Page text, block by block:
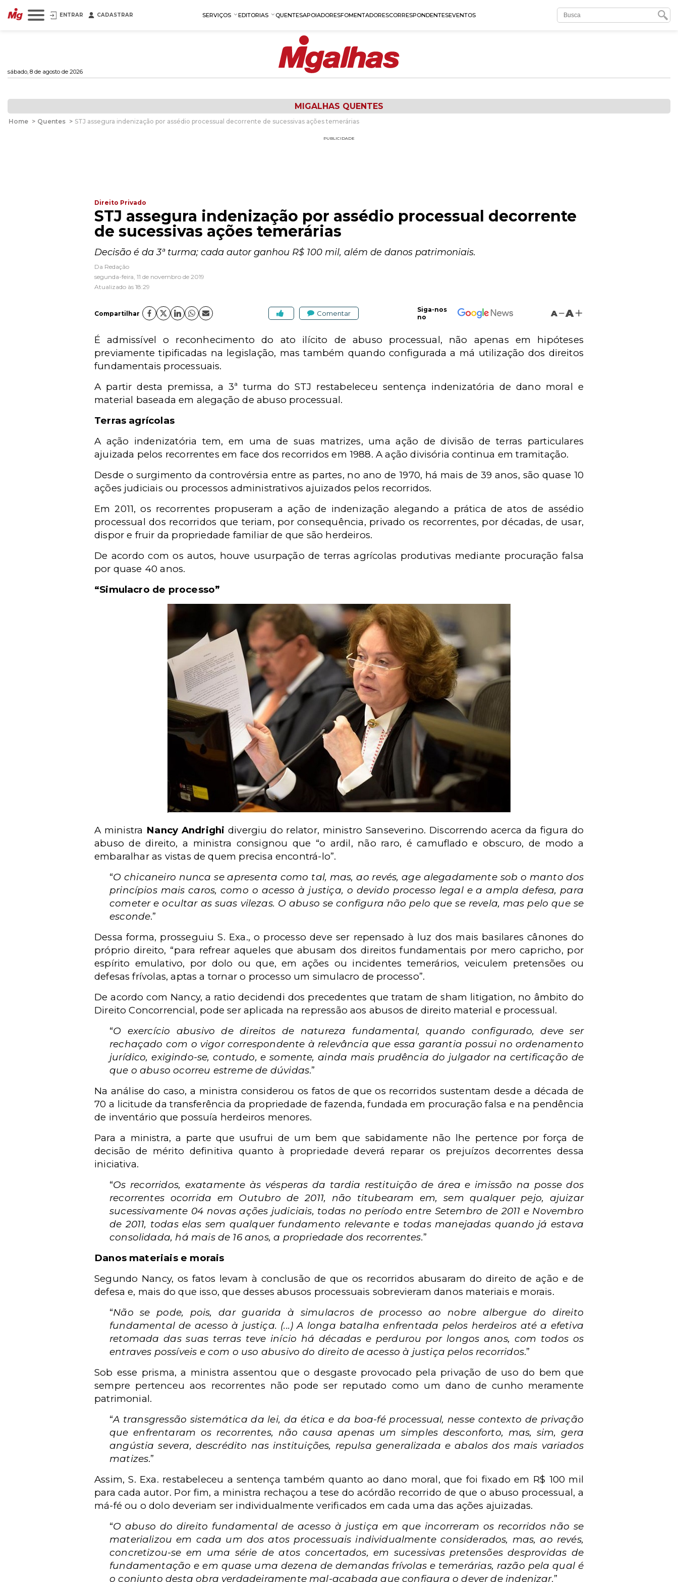
ENTRAR CADASTRAR SERVIÇOS EDITORIAS QUENTESAPOIADORESFOMENTADORESCORRESPONDENTESEVENTOS
sábado, 8 de agosto de 2026
MIGALHAS QUENTES
Home > Quentes > STJ assegura indenização por assédio processual decorrente de sucessivas ações temerárias
PUBLICIDADE
Direito Privado
STJ assegura indenização por assédio processual decorrente
de sucessivas ações temerárias
Decisão é da 3ª turma; cada autor ganhou R$ 100 mil, além de danos patrimoniais.
Da Redação
segunda-feira, 11 de novembro de 2019
Atualizado às 18:29
Compartilhar Comentar
Siga-nos
no
A A
É admissível o reconhecimento do ato ilícito de abuso processual, não apenas em hipóteses
previamente tipificadas na legislação, mas também quando configurada a má utilização dos direitos
fundamentais processuais.
A partir desta premissa, a 3ª turma do STJ restabeleceu sentença indenizatória de dano moral e
material baseada em alegação de abuso processual.
Terras agrícolas
A ação indenizatória tem, em uma de suas matrizes, uma ação de divisão de terras particulares
ajuizada pelos recorrentes em face dos recorridos em 1988. A ação divisória continua em tramitação.
Desde o surgimento da controvérsia entre as partes, no ano de 1970, há mais de 39 anos, são quase 10
ações judiciais ou processos administrativos ajuizados pelos recorridos.
Em 2011, os recorrentes propuseram a ação de indenização alegando a prática de atos de assédio
processual dos recorridos que teriam, por consequência, privado os recorrentes, por décadas, de usar,
dispor e fruir da propriedade familiar de que são herdeiros.
De acordo com os autos, houve usurpação de terras agrícolas produtivas mediante procuração falsa
por quase 40 anos.
“Simulacro de processo”
A ministra Nancy Andrighi divergiu do relator, ministro Sanseverino. Discorrendo acerca da figura do
abuso de direito, a ministra consignou que “o ardil, não raro, é camuflado e obscuro, de modo a
embaralhar as vistas de quem precisa encontrá-lo”.
“O chicaneiro nunca se apresenta como tal, mas, ao revés, age alegadamente sob o manto dos
princípios mais caros, como o acesso à justiça, o devido processo legal e a ampla defesa, para
cometer e ocultar as suas vilezas. O abuso se configura não pelo que se revela, mas pelo que se
esconde.”
Dessa forma, prosseguiu S. Exa., o processo deve ser repensado à luz dos mais basilares cânones do
próprio direito, “para refrear aqueles que abusam dos direitos fundamentais por mero capricho, por
espírito emulativo, por dolo ou que, em ações ou incidentes temerários, veiculem pretensões ou
defesas frívolas, aptas a tornar o processo um simulacro de processo”.
De acordo com Nancy, a ratio decidendi dos precedentes que tratam de sham litigation, no âmbito do
Direito Concorrencial, pode ser aplicada na repressão aos abusos de direito material e processual.
“O exercício abusivo de direitos de natureza fundamental, quando configurado, deve ser
rechaçado com o vigor correspondente à relevância que essa garantia possui no ordenamento
jurídico, exigindo-se, contudo, e somente, ainda mais prudência do julgador na certificação de
que o abuso ocorreu estreme de dúvidas.”
Na análise do caso, a ministra considerou os fatos de que os recorridos sustentam desde a década de
70 a licitude da transferência da propriedade de fazenda, fundada em procuração falsa e na pendência
de inventário que possuía herdeiros menores.
Para a ministra, a parte que usufrui de um bem que sabidamente não lhe pertence por força de
decisão de mérito definitiva quanto à propriedade deverá reparar os prejuízos decorrentes dessa
iniciativa.
“Os recorridos, exatamente às vésperas da tardia restituição de área e imissão na posse dos
recorrentes ocorrida em Outubro de 2011, não titubearam em, sem qualquer pejo, ajuizar
sucessivamente 04 novas ações judiciais, todas no período entre Setembro de 2011 e Novembro
de 2011, todas elas sem qualquer fundamento relevante e todas manejadas quando já estava
consolidada, há mais de 16 anos, a propriedade dos recorrentes.”
Danos materiais e morais
Segundo Nancy, os fatos levam à conclusão de que os recorridos abusaram do direito de ação e de
defesa e, mais do que isso, que desses abusos processuais sobrevieram danos materiais e morais.
“Não se pode, pois, dar guarida à simulacros de processo ao nobre albergue do direito
fundamental de acesso à justiça. (...) A longa batalha enfrentada pelos herdeiros até a efetiva
retomada das suas terras teve início há décadas e perdurou por longos anos, com todos os
entraves possíveis e com o uso abusivo do direito de acesso à justiça pelos recorridos.”
Sob esse prisma, a ministra assentou que o desgaste provocado pela privação de uso do bem que
sempre pertenceu aos recorrentes não pode ser reputado como um dano de cunho meramente
patrimonial.
“A transgressão sistemática da lei, da ética e da boa-fé processual, nesse contexto de privação
que enfrentaram os recorrentes, não causa apenas um simples desconforto, mas, sim, gera
angústia severa, descrédito nas instituições, repulsa generalizada e abalos dos mais variados
matizes.”
Assim, S. Exa. restabeleceu a sentença também quanto ao dano moral, que foi fixado em R$ 100 mil
para cada autor. Por fim, a ministra rechaçou a tese do acórdão recorrido de que o abuso processual, a
má-fé ou o dolo deveriam ser individualmente verificados em cada uma das ações ajuizadas.
“O abuso do direito fundamental de acesso à justiça em que incorreram os recorridos não se
materializou em cada um dos atos processuais individualmente considerados, mas, ao revés,
concretizou-se em uma série de atos concertados, em sucessivas pretensões desprovidas de
fundamentação e em quase uma dezena de demandas frívolas e temerárias, razão pela qual é
o conjunto desta obra verdadeiramente mal-acabada que configura o dever de indenizar.”